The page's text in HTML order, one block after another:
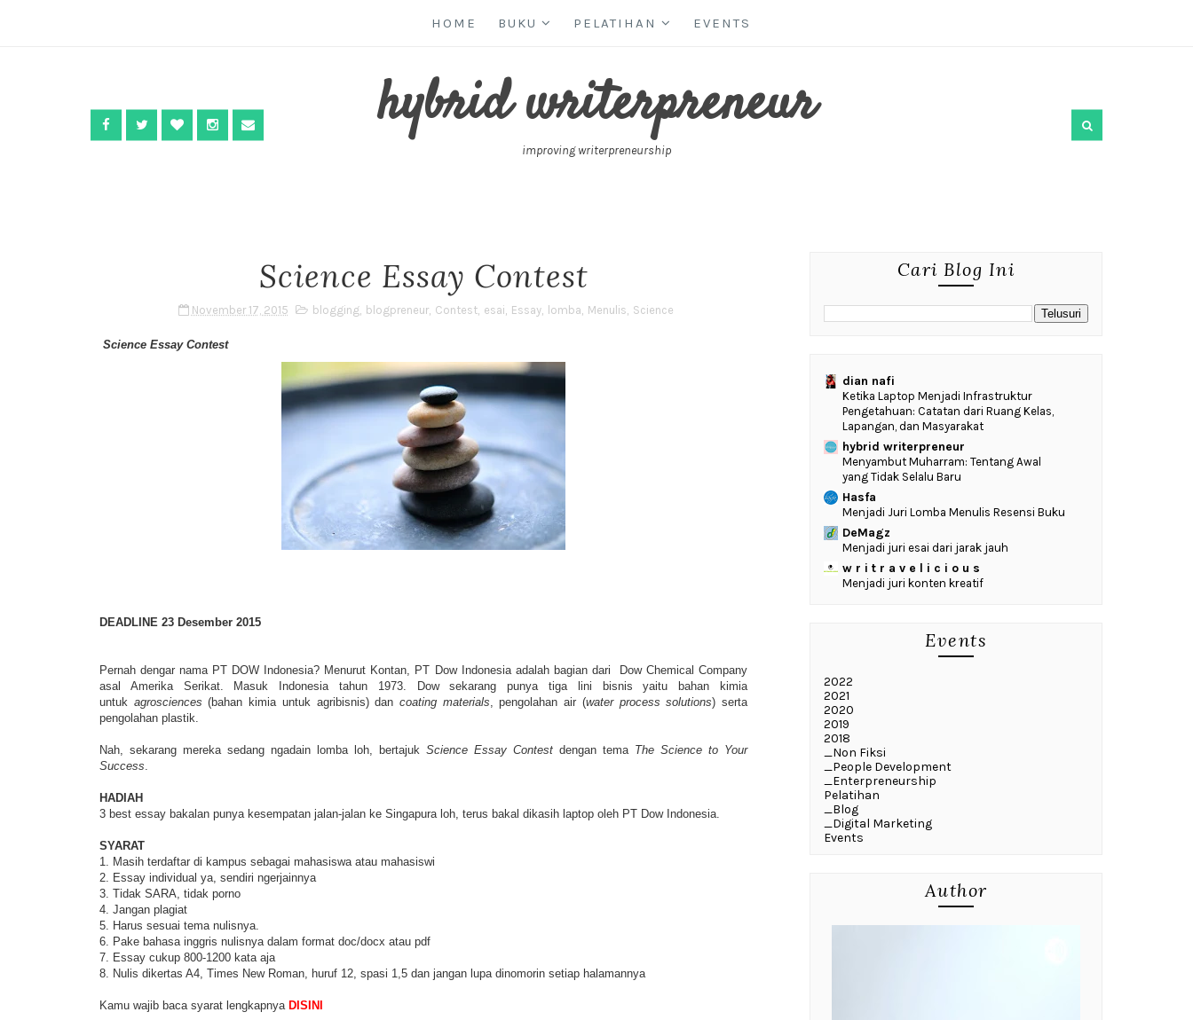
HOME BUKU PELATIHAN EVENTS
hybrid writerpreneur
improving writerpreneurship
Science Essay Contest
November 17, 2015 blogging, blogpreneur, Contest, esai, Essay, lomba, Menulis, Science
Science Essay Contest
DEADLINE 23 Desember 2015
Pernah dengar nama PT DOW Indonesia? Menurut Kontan, PT Dow Indonesia adalah bagian dari Dow Chemical Company
asal Amerika Serikat. Masuk Indonesia tahun 1973. Dow sekarang punya tiga lini bisnis yaitu bahan kimia
untuk agrosciences (bahan kimia untuk agribisnis) dancoating materials, pengolahan air (water process solutions) serta
pengolahan plastik.
Nah, sekarang mereka sedang ngadain lomba loh, bertajuk Science Essay Contest dengan tema The Science to Your
Success.
HADIAH
3 best essay bakalan punya kesempatan jalan-jalan ke Singapura loh, terus bakal dikasih laptop oleh PT Dow Indonesia.
SYARAT
1. Masih terdaftar di kampus sebagai mahasiswa atau mahasiswi
2. Essay individual ya, sendiri ngerjainnya
3. Tidak SARA, tidak porno
4. Jangan plagiat
5. Harus sesuai tema nulisnya.
6. Pake bahasa inggris nulisnya dalam format doc/docx atau pdf
7. Essay cukup 800-1200 kata aja
8. Nulis dikertas A4, Times New Roman, huruf 12, spasi 1,5 dan jangan lupa dinomorin setiap halamannya
Kamu wajib baca syarat lengkapnya DISINI
Cari Blog Ini
dian nafi
Ketika Laptop Menjadi Infrastruktur
Pengetahuan: Catatan dari Ruang Kelas,
Lapangan, dan Masyarakat
hybrid writerpreneur
Menyambut Muharram: Tentang Awal
yang Tidak Selalu Baru
Hasfa
Menjadi Juri Lomba Menulis Resensi Buku
DeMagz
Menjadi juri esai dari jarak jauh
w r i t r a v e l i c i o u s
Menjadi juri konten kreatif
Events
2022
2021
2020
2019
2018
_Non Fiksi
_People Development
_Enterpreneurship
Pelatihan
_Blog
_Digital Marketing
Events
Author